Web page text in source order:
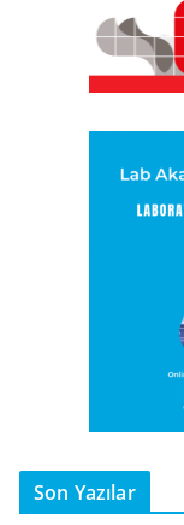
Son Yazılar